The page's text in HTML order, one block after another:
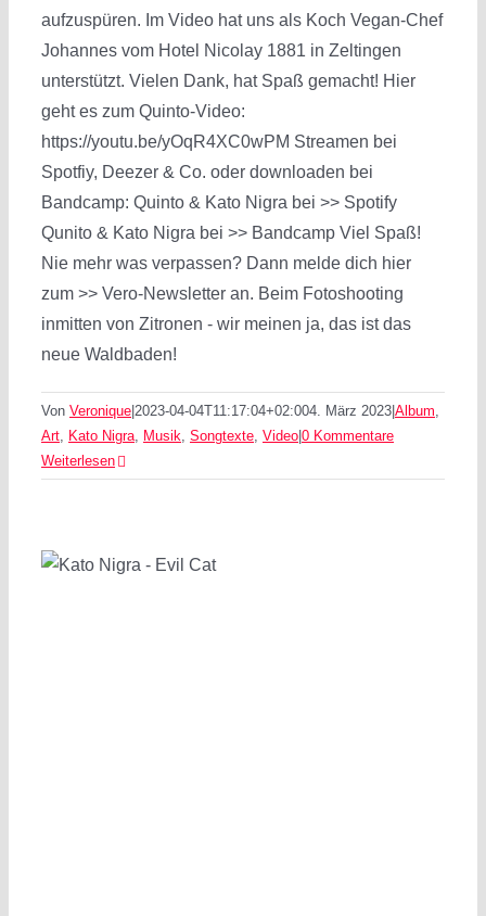
aufzuspüren. Im Video hat uns als Koch Vegan-Chef
Johannes vom Hotel Nicolay 1881 in Zeltingen
unterstützt. Vielen Dank, hat Spaß gemacht! Hier
geht es zum Quinto-Video:
https://youtu.be/yOqR4XC0wPM Streamen bei
Spotfiy, Deezer & Co. oder downloaden bei
Bandcamp: Quinto & Kato Nigra bei >> Spotify
Qunito & Kato Nigra bei >> Bandcamp Viel Spaß!
Nie mehr was verpassen? Dann melde dich hier
zum >> Vero-Newsletter an. Beim Fotoshooting
inmitten von Zitronen - wir meinen ja, das ist das
neue Waldbaden!
Von Veronique 2023-04-04T11:17:04+02:004. März 2023 Album,
Art, Kato Nigra, Musik, Songtexte, Video 0 Kommentare
Weiterlesen